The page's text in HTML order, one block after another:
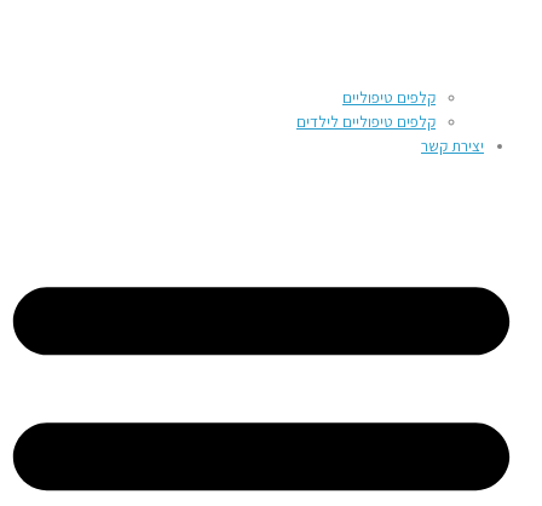
קלפים טיפוליים
קלפים טיפוליים לילדים
יצירת קשר